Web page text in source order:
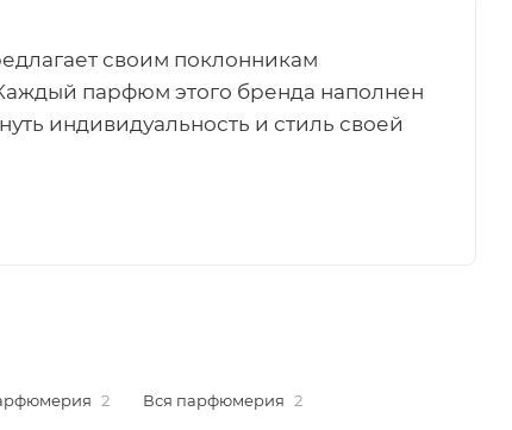
своим поклонникам
парфюм этого бренда наполнен
индивидуальность и стиль своей
2 Вся парфюмерия 2